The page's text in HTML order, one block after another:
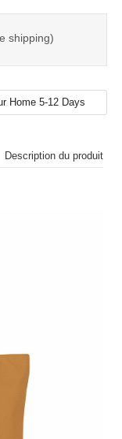
shipping)
Description du produit